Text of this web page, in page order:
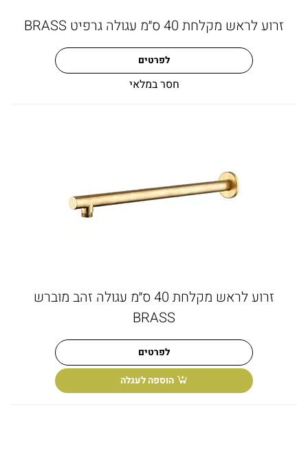
זרוע לראש מקלחת 40 ס״מ עגולה גרפיט BRASS
לפרטים
חסר במלאי
זרוע לראש מקלחת 40 ס״מ עגולה זהב מוברש
BRASS
לפרטים
הוספה לעגלה